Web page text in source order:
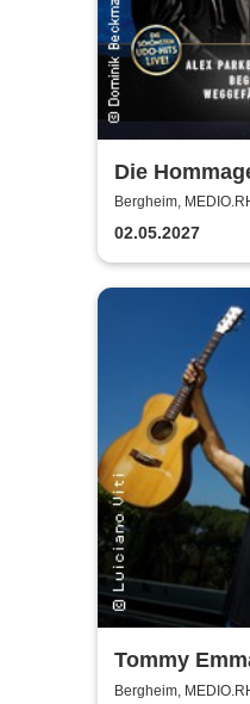
Die
Jürgens -
Alex Parker
Bergheim,
02.05.2027
Tommy
Living in the
Bergheim,